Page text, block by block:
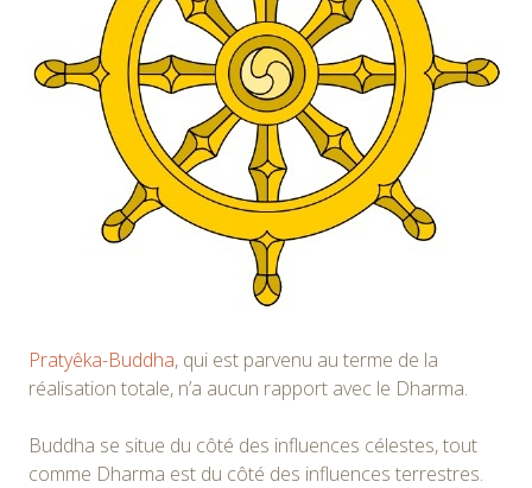
Pratyêka-Buddha, qui est parvenu au terme de la
réalisation totale, n’a aucun rapport avec le Dharma.
Buddha se situe du côté des influences célestes, tout
comme Dharma est du côté des influences terrestres.